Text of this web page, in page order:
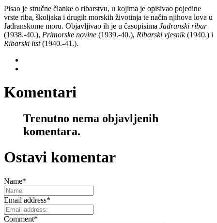
Pisao je stručne članke o ribarstvu, u kojima je opisivao pojedine
vrste riba, školjaka i drugih morskih životinja te način njihova lova u
Jadranskome moru. Objavljivao ih je u časopisima Jadranski ribar
(1938.-40.), Primorske novine (1939.-40.), Ribarski vjesnik(1940.) i
Ribarski list(1940.-41.).
Komentari
Trenutno nema objavljenih
komentara.
Ostavi komentar
Name*
Email address*
Comment*